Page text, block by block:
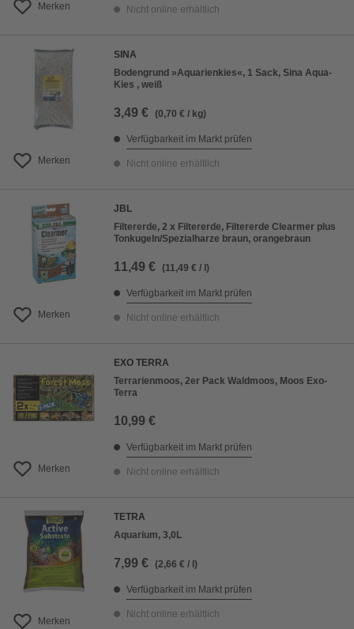
Merken Nicht online erhältlich
Merken
SINA
Bodengrund »Aquarienkies«, 1 Sack, Sina Aqua-
Kies , weiß
3,49 € (0,70 € / kg)
Verfügbarkeit im Markt prüfen
Nicht online erhältlich
Merken
JBL
Filtererde, 2 x Filtererde, Filtererde Clearmer plus
Tonkugeln/Spezialharze braun, orangebraun
11,49 € (11,49 € / l)
Verfügbarkeit im Markt prüfen
Nicht online erhältlich
Merken
EXO TERRA
Terrarienmoos, 2er Pack Waldmoos, Moos Exo-
Terra
10,99 €
Verfügbarkeit im Markt prüfen
Nicht online erhältlich
Merken
TETRA
Aquarium, 3,0L
7,99 € (2,66 € / l)
Verfügbarkeit im Markt prüfen
Nicht online erhältlich